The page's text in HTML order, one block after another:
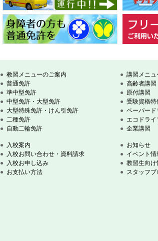
教習メニューのご案内
普通免許
準中型免許
中型免許・大型免許
大型特殊免許・けん引免許
二種免許
自動二輪免許
入校案内
入校お問い合わせ・資料請求
入校お申し込み
お支払い方法
講習メニュ
高齢者講習
原付講習
受験資格特
ペーパード
エコドライ
企業講習
お知らせ
イベント情
教習生向け
スタッフブ